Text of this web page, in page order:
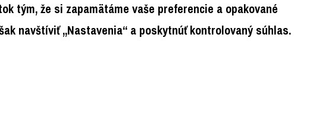
tým, že si zapamätáme vaše preferencie a opakované
navštíviť „Nastavenia“ a poskytnúť kontrolovaný súhlas.